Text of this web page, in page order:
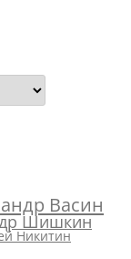
Васин
Шишкин
Никитин